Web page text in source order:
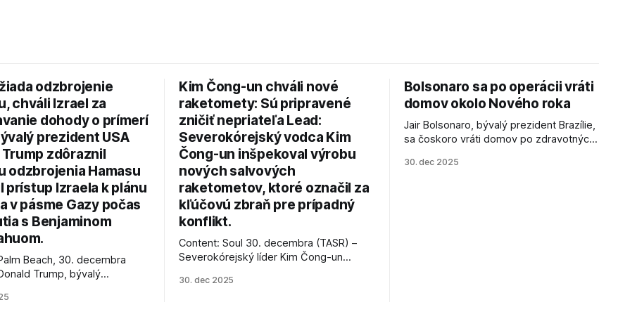
odzbrojenie
chváli Izrael za
dohody o prímerí
prezident USA
zdôraznil
odzbrojenia Hamasu
prístup Izraela k plánu
v pásme Gazy počas
s Benjaminom
Beach, 30. decembra
Trump, bývalý
odzbrojenie palestínskeho
Kim Čong-un chváli nové
raketomety: Sú pripravené
zničiť nepriateľa Lead:
Severokórejský vodca Kim
Čong-un inšpekoval výrobu
nových salvových
raketometov, ktoré označil za
kľúčovú zbraň pre prípadný
konflikt.
Content: Soul 30. decembra (TASR) –
Severokórejský líder Kim Čong-un
najnovšie salvové raketomety a nešetril
30. dec 2025
Bolsonaro sa po operácii vráti
domov okolo Nového roka
Jair Bolsonaro, bývalý prezident Brazílie,
sa čoskoro vráti domov po zdravotných
30. dec 2025